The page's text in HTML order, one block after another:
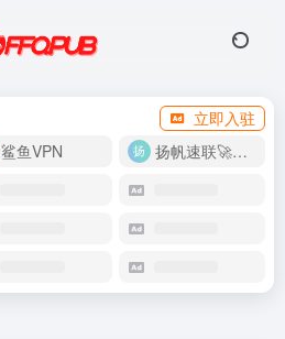
立即入驻
鲨鱼VPN 扬帆速联🚀很快